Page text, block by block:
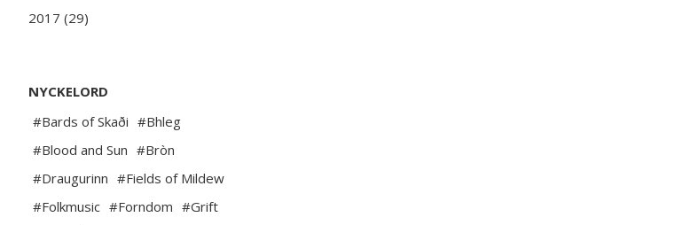
2017 (29)
NYCKELORD
#Bards of Skaði #Bhleg
#Blood and Sun #Bròn
#Draugurinn #Fields of Mildew
#Folkmusic #Forndom #Grift